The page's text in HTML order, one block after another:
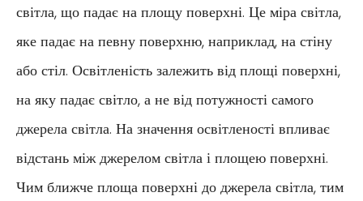
світла, що падає на площу поверхні. Це міра світла,
яке падає на певну поверхню, наприклад, на стіну
або стіл. Освітленість залежить від площі поверхні,
на яку падає світло, а не від потужності самого
джерела світла. На значення освітленості впливає
відстань між джерелом світла і площею поверхні.
Чим ближче площа поверхні до джерела світла, тим